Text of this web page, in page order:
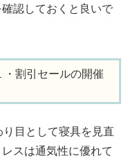
認しておくと良いで
割引セールの開催
目として寝具を見直
スは通気性に優れて